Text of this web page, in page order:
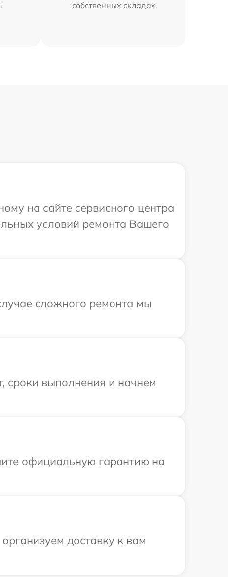
собственных складах.
на сайте сервисного центра
условий ремонта Вашего
сложного ремонта мы
сроки выполнения и начнем
официальную гарантию на
доставку к вам